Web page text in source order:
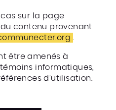
cas sur la page
contenu provenant
être amenés à
informatiques,
d’utilisation.